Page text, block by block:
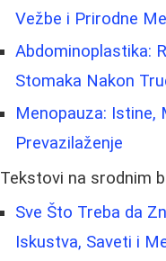
Vežbe i Prirodne
Abdominoplastika:
Stomaka Nakon
Menopauza: Istine,
Prevazilaženje
Tekstovi na srodnim
Sve Što Treba da
Iskustva, Saveti i